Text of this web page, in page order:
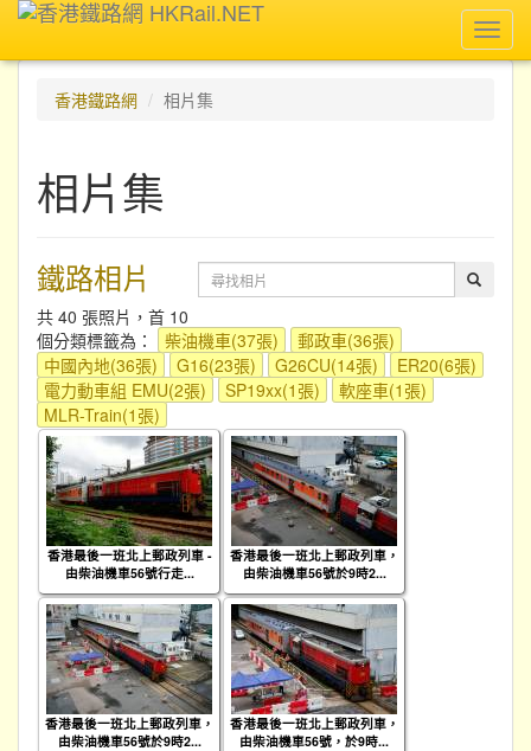
香港鐵路網
相片集
相片集
鐵路相片
共 40 張照片，首 10
個分類標籤為：
柴油機車(37張)
郵政車(36張)
中國內地(36張)
G16(23張) G26CU(14張)
ER20(6張)
電力動車組 EMU(2張)
SP19xx(1張)
軟座車(1張)
MLR-Train(1張)
香港最後一班北上郵政列車 -
由柴油機車56號行走...
香港最後一班北上郵政列車，
由柴油機車56號於9時2...
香港最後一班北上郵政列車，
由柴油機車56號於9時2...
香港最後一班北上郵政列車，
由柴油機車56號，於9時...